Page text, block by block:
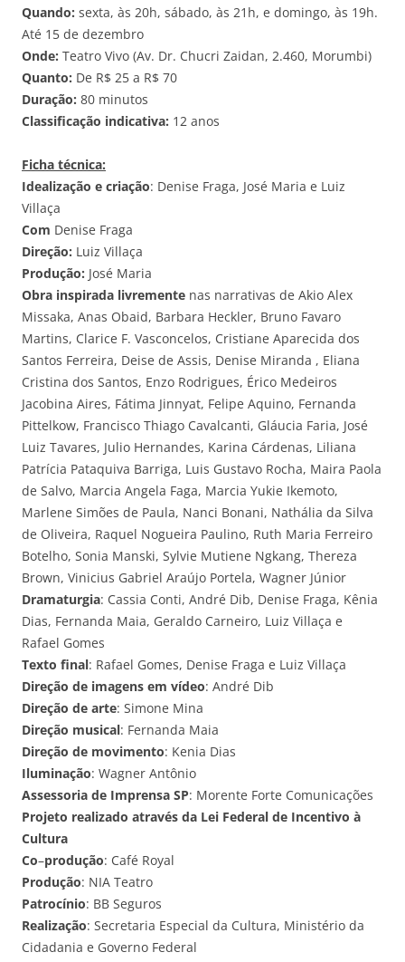
Quando: sexta, às 20h, sábado, às 21h, e domingo, às 19h.
Até 15 de dezembro
Onde: Teatro Vivo (Av. Dr. Chucri Zaidan, 2.460, Morumbi)
Quanto: De R$ 25 a R$ 70
Duração: 80 minutos
Classificação indicativa: 12 anos
Ficha técnica:
Idealização e criação: Denise Fraga, José Maria e Luiz
Villaça
Com Denise Fraga
Direção: Luiz Villaça
Produção: José Maria
Obra inspirada livremente nas narrativas de Akio Alex
Missaka, Anas Obaid, Barbara Heckler, Bruno Favaro
Martins, Clarice F. Vasconcelos, Cristiane Aparecida dos
Santos Ferreira, Deise de Assis, Denise Miranda , Eliana
Cristina dos Santos, Enzo Rodrigues, Érico Medeiros
Jacobina Aires, Fátima Jinnyat, Felipe Aquino, Fernanda
Pittelkow, Francisco Thiago Cavalcanti, Gláucia Faria, José
Luiz Tavares, Julio Hernandes, Karina Cárdenas, Liliana
Patrícia Pataquiva Barriga, Luis Gustavo Rocha, Maira Paola
de Salvo, Marcia Angela Faga, Marcia Yukie Ikemoto,
Marlene Simões de Paula, Nanci Bonani, Nathália da Silva
de Oliveira, Raquel Nogueira Paulino, Ruth Maria Ferreiro
Botelho, Sonia Manski, Sylvie Mutiene Ngkang, Thereza
Brown, Vinicius Gabriel Araújo Portela, Wagner Júnior
Dramaturgia: Cassia Conti, André Dib, Denise Fraga, Kênia
Dias, Fernanda Maia, Geraldo Carneiro, Luiz Villaça e
Rafael Gomes
Texto final: Rafael Gomes, Denise Fraga e Luiz Villaça
Direção de imagens em vídeo: André Dib
Direção de arte: Simone Mina
Direção musical: Fernanda Maia
Direção de movimento: Kenia Dias
Iluminação: Wagner Antônio
Assessoria de Imprensa SP: Morente Forte Comunicações
Projeto realizado através da Lei Federal de Incentivo à
Cultura
Co–produção: Café Royal
Produção: NIA Teatro
Patrocínio: BB Seguros
Realização: Secretaria Especial da Cultura, Ministério da
Cidadania e Governo Federal